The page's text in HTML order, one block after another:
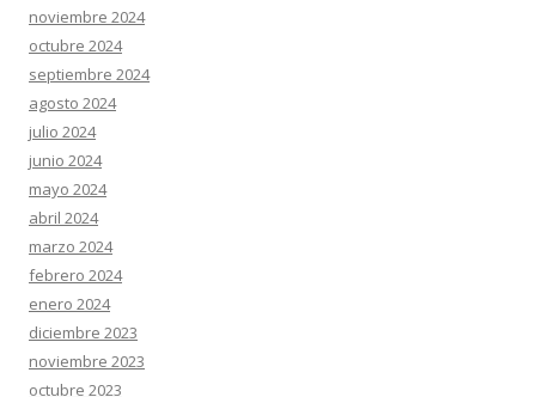
noviembre 2024
octubre 2024
septiembre 2024
agosto 2024
julio 2024
junio 2024
mayo 2024
abril 2024
marzo 2024
febrero 2024
enero 2024
diciembre 2023
noviembre 2023
octubre 2023